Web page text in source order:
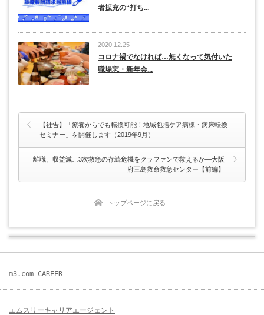
者拡充の“打ち...
2020.12.25
コロナ禍でなければ…無くなって気付いた
職場忘・新年会...
【社告】「療養からでも転換可能！地域包括ケア病棟・病床転換
セミナー」を開催します（2019年9月）
離職、収益減…3次救急の存続危機をクラファンで救えるか―大阪
府三島救命救急センター【前編】
トップページに戻る
m3.com CAREER
エムスリーキャリアエージェント